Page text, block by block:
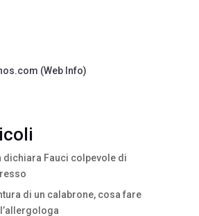
(Web Info)
dichiara Fauci colpevole di
di un calabrone, cosa fare